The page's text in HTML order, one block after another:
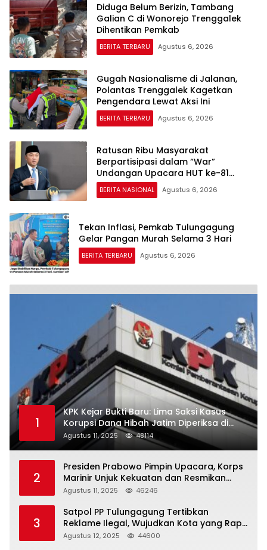
Diduga Belum Berizin, Tambang
Galian C di Wonorejo Trenggalek
Dihentikan Pemkab
BERITA TERBARU Agustus 6, 2026
Gugah Nasionalisme di Jalanan,
Polantas Trenggalek Kagetkan
Pengendara Lewat Aksi Ini
BERITA TERBARU Agustus 6, 2026
Ratusan Ribu Masyarakat
Berpartisipasi dalam “War”
Undangan Upacara HUT ke-81
Kemerdekaan RI
BERITA NASIONAL Agustus 6, 2026
Tekan Inflasi, Pemkab Tulungagung
Gelar Pangan Murah Selama 3 Hari
BERITA TERBARU Agustus 6, 2026
1
KPK Kejar Bukti Baru: Lima Saksi Kasus
Korupsi Dana Hibah Jatim Diperiksa di
Trenggalek
Agustus 11, 2025 48114
2
Presiden Prabowo Pimpin Upacara, Korps
Marinir Unjuk Kekuatan dan Resmikan
Struktur Baru
Agustus 11, 2025 46246
3
Satpol PP Tulungagung Tertibkan
Reklame Ilegal, Wujudkan Kota yang Rapi
dan Indah
Agustus 12, 2025 44600